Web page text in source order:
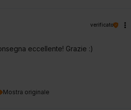
Mostra originale
verificato
eccellente! Grazie :)